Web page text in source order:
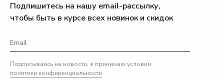
Подпишитесь на нашу email-рассылку,
чтобы быть в курсе всех новинок и скидок
Подписываясь на новости, я принимаю условия
политики конфиденциальности